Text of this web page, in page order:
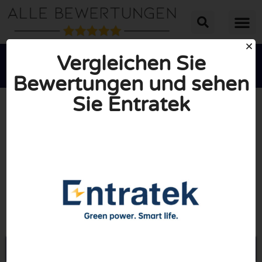

INSGESAMT: 10/10
(0 Bewertungen)
Vergleichen Sie
Bewertungen und sehen
Sie Entratek